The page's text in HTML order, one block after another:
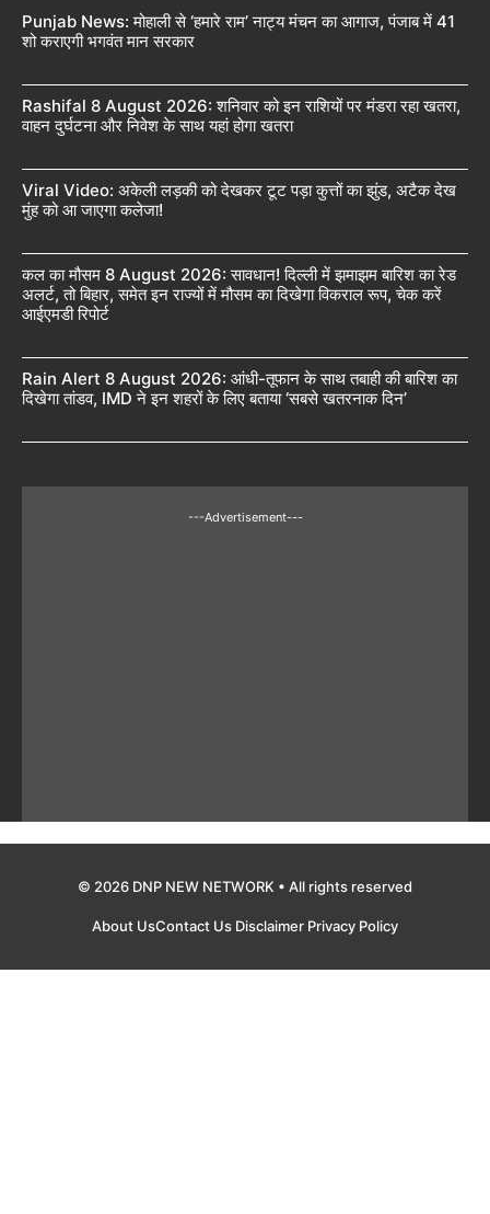
Punjab News: मोहाली से ‘हमारे राम’ नाट्य मंचन का आगाज, पंजाब में 41
शो कराएगी भगवंत मान सरकार
Rashifal 8 August 2026: शनिवार को इन राशियों पर मंडरा रहा खतरा,
वाहन दुर्घटना और निवेश के साथ यहां होगा खतरा
Viral Video: अकेली लड़की को देखकर टूट पड़ा कुत्तों का झुंड, अटैक देख
मुंह को आ जाएगा कलेजा!
कल का मौसम 8 August 2026: सावधान! दिल्ली में झमाझम बारिश का रेड
अलर्ट, तो बिहार, समेत इन राज्यों में मौसम का दिखेगा विकराल रूप, चेक करें
आईएमडी रिपोर्ट
Rain Alert 8 August 2026: आंधी-तूफान के साथ तबाही की बारिश का
दिखेगा तांडव, IMD ने इन शहरों के लिए बताया ‘सबसे खतरनाक दिन’
---Advertisement---
© 2026 DNP NEW NETWORK • All rights reserved
About UsContact Us Disclaimer Privacy Policy